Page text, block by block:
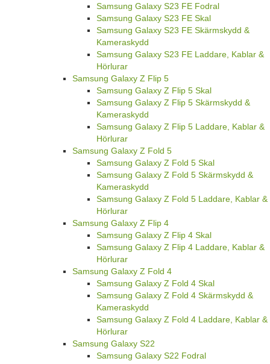
Samsung Galaxy S23 FE Fodral
Samsung Galaxy S23 FE Skal
Samsung Galaxy S23 FE Skärmskydd &
Kameraskydd
Samsung Galaxy S23 FE Laddare, Kablar &
Hörlurar
Samsung Galaxy Z Flip 5
Samsung Galaxy Z Flip 5 Skal
Samsung Galaxy Z Flip 5 Skärmskydd &
Kameraskydd
Samsung Galaxy Z Flip 5 Laddare, Kablar &
Hörlurar
Samsung Galaxy Z Fold 5
Samsung Galaxy Z Fold 5 Skal
Samsung Galaxy Z Fold 5 Skärmskydd &
Kameraskydd
Samsung Galaxy Z Fold 5 Laddare, Kablar &
Hörlurar
Samsung Galaxy Z Flip 4
Samsung Galaxy Z Flip 4 Skal
Samsung Galaxy Z Flip 4 Laddare, Kablar &
Hörlurar
Samsung Galaxy Z Fold 4
Samsung Galaxy Z Fold 4 Skal
Samsung Galaxy Z Fold 4 Skärmskydd &
Kameraskydd
Samsung Galaxy Z Fold 4 Laddare, Kablar &
Hörlurar
Samsung Galaxy S22
Samsung Galaxy S22 Fodral